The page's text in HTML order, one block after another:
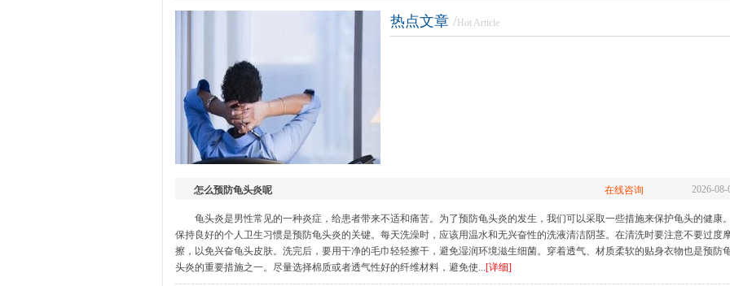
龟头炎 尿道炎 睾丸炎|附睾炎
生殖整形 性功能障碍 前列
热点文章 / Hot Article
怎么预防龟头炎呢 在线咨询 2026-08-
龟头炎是男性常见的一种炎症，给患者带来不适和痛苦。为了预防龟头炎的发生，我们可以采取一些措施来保护龟头的健康。
保持良好的个人卫生习惯是预防龟头炎的关键。每天洗澡时，应该用温水和无兴奋性的洗液清洁阴茎。在清洗时要注意不要过度
擦，以免兴奋龟头皮肤。洗完后，要用干净的毛巾轻轻擦干，避免湿润环境滋生细菌。穿着透气、材质柔软的贴身衣物也是预防
头炎的重要措施之一。尽量选择棉质或者透气性好的纤维材料，避免使...[详细]